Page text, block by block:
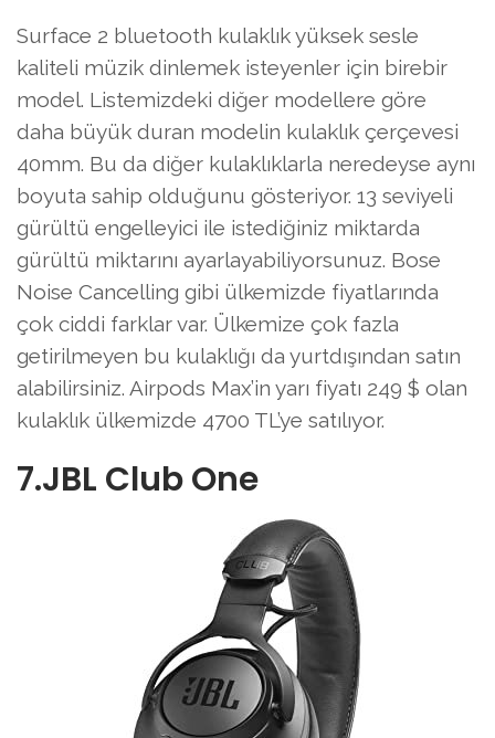
Surface 2 bluetooth kulaklık yüksek sesle
kaliteli müzik dinlemek isteyenler için birebir
model. Listemizdeki diğer modellere göre
daha büyük duran modelin kulaklık çerçevesi
40mm. Bu da diğer kulaklıklarla neredeyse aynı
boyuta sahip olduğunu gösteriyor. 13 seviyeli
gürültü engelleyici ile istediğiniz miktarda
gürültü miktarını ayarlayabiliyorsunuz. Bose
Noise Cancelling gibi ülkemizde fiyatlarında
çok ciddi farklar var. Ülkemize çok fazla
getirilmeyen bu kulaklığı da yurtdışından satın
alabilirsiniz. Airpods Max’in yarı fiyatı 249 $ olan
kulaklık ülkemizde 4700 TL’ye satılıyor.
7.JBL Club One